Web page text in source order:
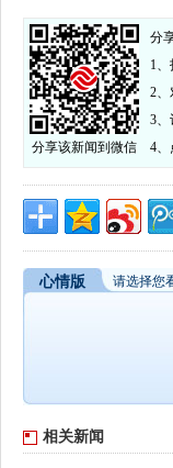
分享该新闻到微信
分
1
2、
3、
4、
心情版 请选择您
相关新闻